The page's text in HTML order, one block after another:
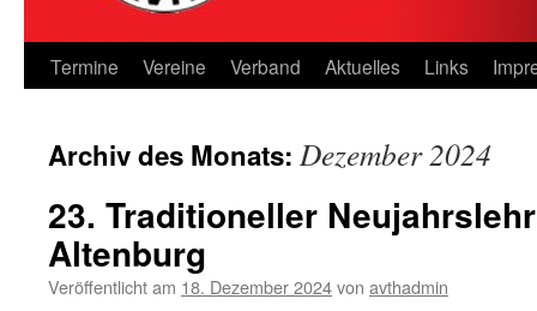
Termine Vereine Verband Aktuelles Links
Archiv des Monats: Dezember 2024
23. Traditioneller
Altenburg
Veröffentlicht am 18. Dezember 2024von avthadmin